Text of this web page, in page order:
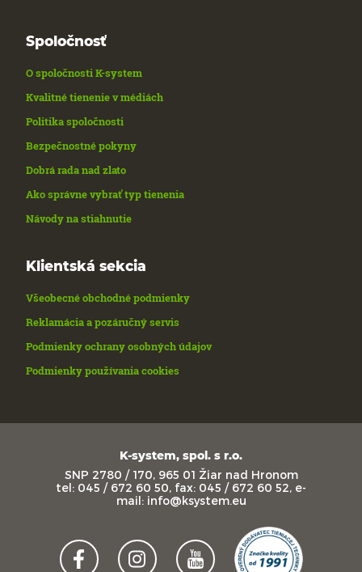
Spoločnosť
O spoločnosti K-system
Kvalitné tienenie v médiách
Politika spoločnosti
Bezpečnostné pokyny
Dobrá rada nad zlato
Ako správne vybrať typ tienenia
Návody na stiahnutie
Klientská sekcia
Všeobecné obchodné podmienky
Reklamácia a pozáručný servis
Podmienky ochrany osobných údajov
Podmienky používania cookies
K-system, spol. s r.o.
SNP 2780 / 170, 965 01 Žiar nad Hronom
tel: 045 / 672 60 50, fax: 045 / 672 60 52, e-
mail: info@ksystem.eu